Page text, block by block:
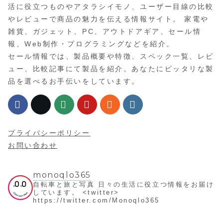
活に役立つものやアタラシイモノ、ユーザー目線の比較
やレビューで商品の魅力を伝える情報サイト。 家電や
雑貨、ガジェット、PC、アウトドアギア、セール情
報、Web制作・プログラミングなどを紹介。
セール情報では、製品概要や特徴、スペック一覧、レビ
ュー、比較記事にて製品を紹介。あなたにピッタリな製
品を選べるお手伝いをしています。
プライバシーポリシー
お問い合わせ
monoqlo365
自転車と旅と写真
日々の生活に役立つ情報をお届け
しています。
<twitter>
https://twitter.com/Monoqlo365